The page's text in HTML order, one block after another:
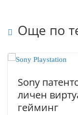
Още по
Sony
личен
гейминг